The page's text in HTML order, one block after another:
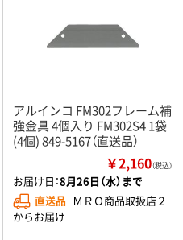
アルインコ FM302フレーム補
強金具 4個入り FM302S4 1袋
(4個) 849-5167（直送品）
￥2,160（税込）
お届け日：8月26日（水）まで
直送品 ＭＲＯ商品取扱店２
からお届け